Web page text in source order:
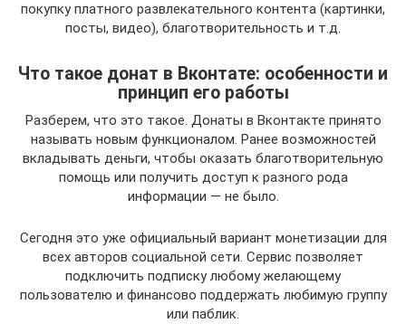
покупку платного развлекательного контента (картинки,
посты, видео), благотворительность и т.д.
Что такое донат в Вконтате: особенности и
принцип его работы
Разберем, что это такое. Донаты в Вконтакте принято
называть новым функционалом. Ранее возможностей
вкладывать деньги, чтобы оказать благотворительную
помощь или получить доступ к разного рода
информации — не было.
Сегодня это уже официальный вариант монетизации для
всех авторов социальной сети. Сервис позволяет
подключить подписку любому желающему
пользователю и финансово поддержать любимую группу
или паблик.